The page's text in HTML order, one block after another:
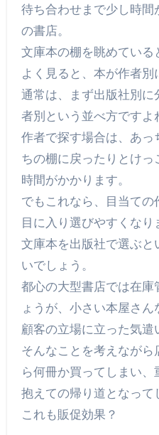
待ち合わせまで少し時
の書店。
文庫本の棚を眺めてい
よく見ると、本が作者別
通常は、まず出版社別
者別という並べ方ですよ
作者で探す場合は、あっ
ちの棚に戻ったりとけっ
時間がかかります。
でもこれなら、目当て
目に入り選びやすくなり
文庫本を出版社で選ぶ
いでしょう。
都心の大型書店では在庫
ょうが、小さい本屋さん
顧客の立場に立った気遣
そんなことを考えなが
ら何冊か買ってしまい、
抱えての帰り道となって
これも販促効果？